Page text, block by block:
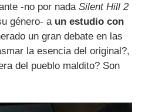
-no por nada Silent Hill 2
género- a un estudio con
un gran debate en las
la esencia del original?,
del pueblo maldito? Son